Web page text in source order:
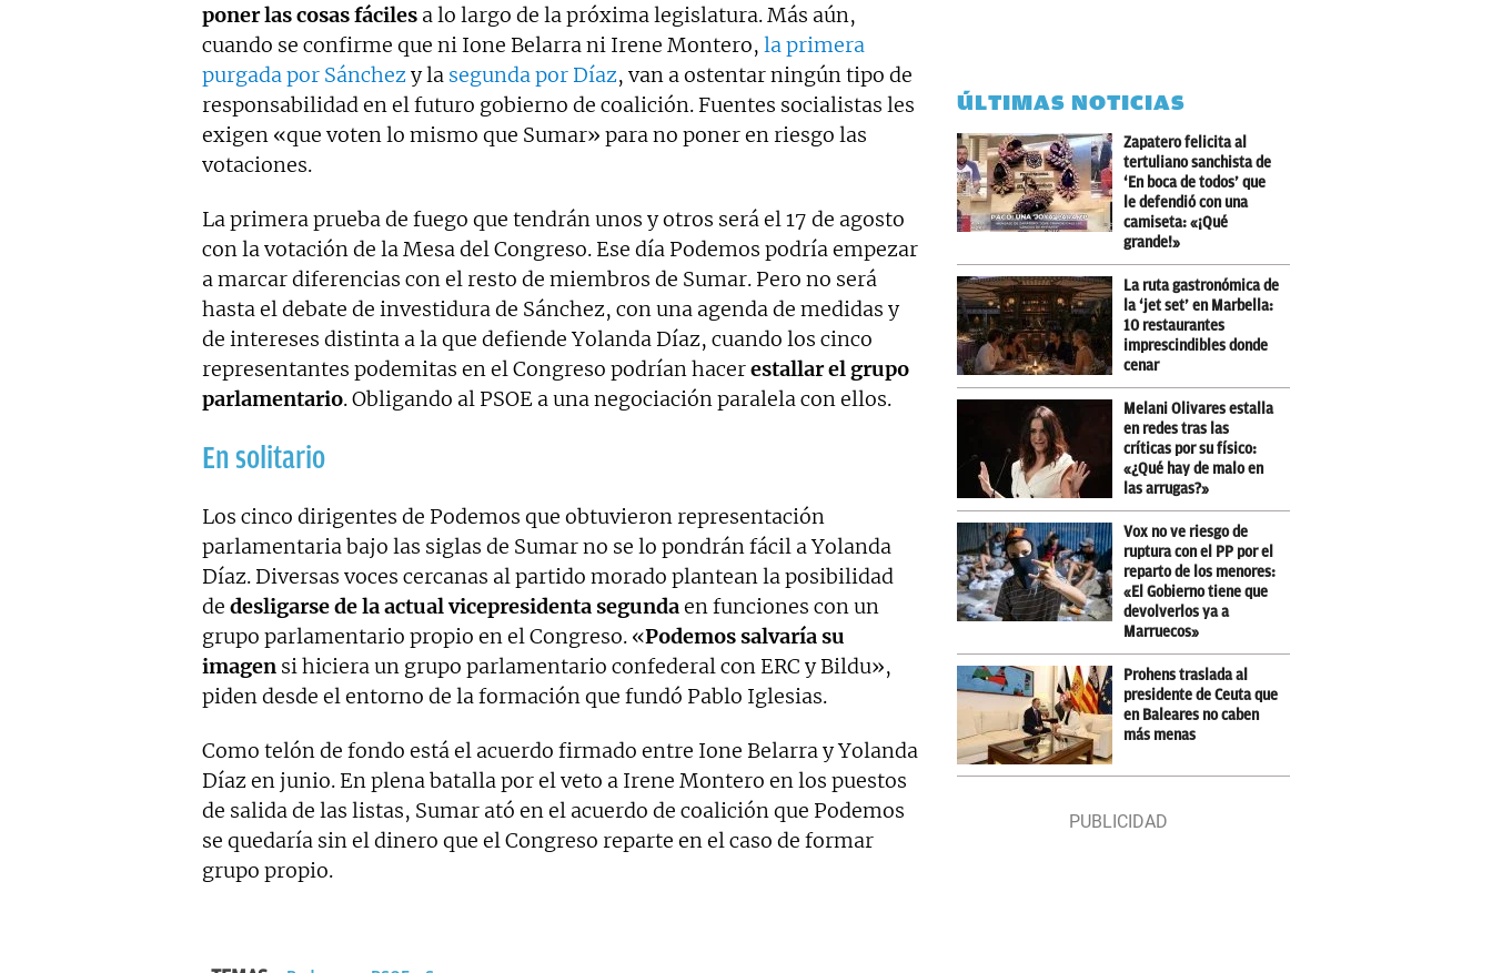
poner las cosas fáciles a lo largo de la próxima legislatura. Más aún,
cuando se confirme que ni Ione Belarra ni Irene Montero, la primera
purgada por Sánchezy la segunda por Díaz, van a ostentar ningún tipo de
responsabilidad en el futuro gobierno de coalición. Fuentes socialistas les
exigen «que voten lo mismo que Sumar» para no poner en riesgo las
votaciones.
La primera prueba de fuego que tendrán unos y otros será el 17 de agosto
con la votación de la Mesa del Congreso. Ese día Podemos podría empezar
a marcar diferencias con el resto de miembros de Sumar. Pero no será
hasta el debate de investidura de Sánchez, con una agenda de medidas y
de intereses distinta a la que defiende Yolanda Díaz, cuando los cinco
representantes podemitas en el Congreso podrían hacerestallar el grupo
parlamentario. Obligando al PSOE a una negociación paralela con ellos.
En solitario
Los cinco dirigentes de Podemos que obtuvieron representación
parlamentaria bajo las siglas de Sumar no se lo pondrán fácil a Yolanda
Díaz. Diversas voces cercanas al partido morado plantean la posibilidad
de desligarse de la actual vicepresidenta segundaen funciones con un
grupo parlamentario propio en el Congreso. «Podemos salvaría su
imagen si hiciera un grupo parlamentario confederal con ERC y Bildu»,
piden desde el entorno de la formación que fundó Pablo Iglesias.
Como telón de fondo está el acuerdo firmado entre Ione Belarra y Yolanda
Díaz en junio. En plena batalla por el veto a Irene Montero en los puestos
de salida de las listas, Sumar ató en el acuerdo de coalición que Podemos
se quedaría sin el dinero que el Congreso reparte en el caso de formar
grupo propio.
ÚLTIMAS NOTICIAS
Zapatero felicita al
tertuliano sanchista de
‘En boca de todos’ que
le defendió con una
camiseta: «¡Qué
grande!»
La ruta gastronómica de
la ‘jet set’ en Marbella:
10 restaurantes
imprescindibles donde
cenar
Melani Olivares estalla
en redes tras las
críticas por su físico:
«¿Qué hay de malo en
las arrugas?»
Vox no ve riesgo de
ruptura con el PP por el
reparto de los menores:
«El Gobierno tiene que
devolverlos ya a
Marruecos»
Prohens traslada al
presidente de Ceuta que
en Baleares no caben
más menas